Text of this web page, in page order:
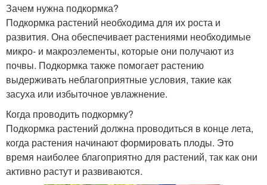
Зачем нужна подкормка?
Подкормка растений необходима для их роста и
развития. Она обеспечивает растениями необходимые
микро- и макроэлементы, которые они получают из
почвы. Подкормка также помогает растению
выдерживать неблагоприятные условия, такие как
засуха или избыточное увлажнение.
Когда проводить подкормку?
Подкормка растений должна проводиться в конце лета,
когда растения начинают формировать плоды. Это
время наиболее благоприятно для растений, так как они
активно растут и развиваются.